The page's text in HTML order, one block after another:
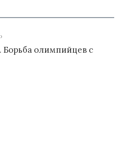
Борьба олимпийцев с